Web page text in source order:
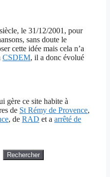
le 31/12/2001, pour
sans doute le
cette idée mais cela n’a
CSDEM, il a donc évolué
gère ce site habite à
de St Rémy de Provence,
, de RAD et a arrêté de
Rechercher